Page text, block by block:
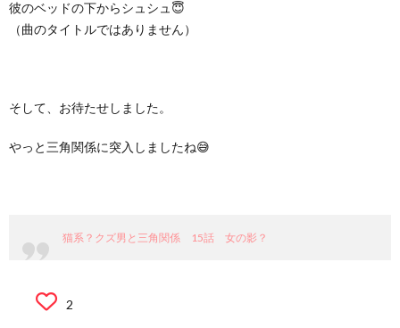
彼のベッドの下からシュシュ😇
（曲のタイトルではありません）
そして、お待たせしました。
やっと三角関係に突入しましたね😅
猫系？クズ男と三角関係 15話 女の影？
2